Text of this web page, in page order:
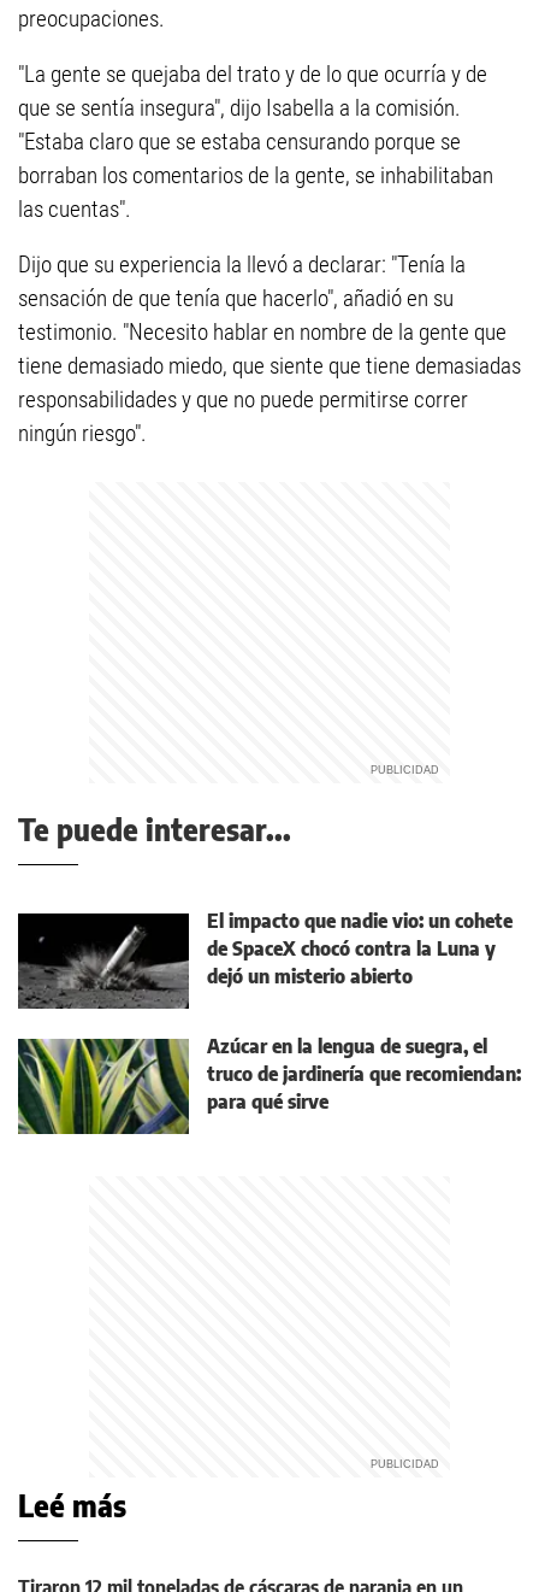
preocupaciones.
"La gente se quejaba del trato y de lo que ocurría y de
que se sentía insegura", dijo Isabella a la comisión.
"Estaba claro que se estaba censurando porque se
borraban los comentarios de la gente, se inhabilitaban
las cuentas".
Dijo que su experiencia la llevó a declarar: "Tenía la
sensación de que tenía que hacerlo", añadió en su
testimonio. "Necesito hablar en nombre de la gente que
tiene demasiado miedo, que siente que tiene demasiadas
responsabilidades y que no puede permitirse correr
ningún riesgo".
Te puede interesar...
El impacto que nadie vio: un cohete
de SpaceX chocó contra la Luna y
dejó un misterio abierto
Azúcar en la lengua de suegra, el
truco de jardinería que recomiendan:
para qué sirve
Leé más
Tiraron 12 mil toneladas de cáscaras de naranja en un